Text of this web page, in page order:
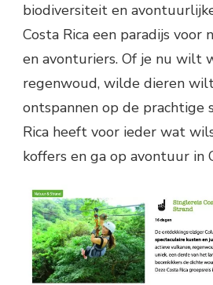
biodiversiteit en
Costa Rica een paradijs
en avonturiers. Of je nu wilt
regenwoud, wilde dieren
ontspannen op de prachtige
Rica heeft voor ieder wat
koffers en ga op avontuur in